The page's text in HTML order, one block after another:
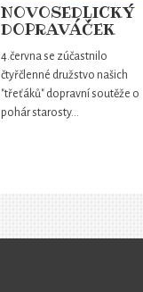
NOVOSEDLICKÝ
DOPRAVÁČEK
4.června se zúčastnilo
čtyřčlenné družstvo našich
"třeťáků" dopravní soutěže o
pohár starosty…